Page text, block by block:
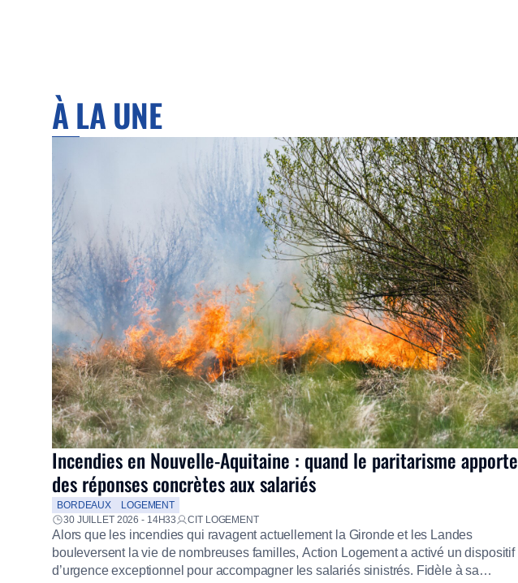
À LA UNE
Incendies en Nouvelle-Aquitaine : quand le paritarisme apporte
des réponses concrètes aux salariés
BORDEAUX
LOGEMENT
30 JUILLET 2026 - 14H33
CIT LOGEMENT
Alors que les incendies qui ravagent actuellement la Gironde et les Landes
bouleversent la vie de nombreuses familles, Action Logement a activé un dispositif
d’urgence exceptionnel pour accompagner les salariés sinistrés. Fidèle à sa